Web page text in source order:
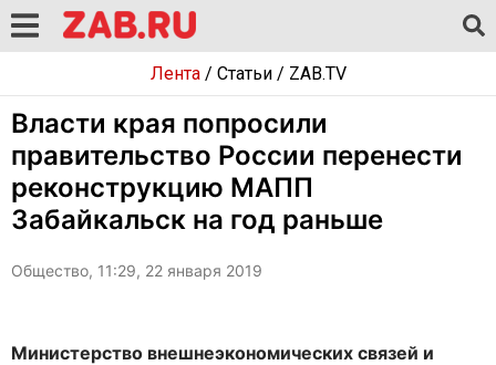
Лента/ Статьи/ ZAB.TV
Власти края попросили
правительство России перенести
реконструкцию МАПП
Забайкальск на год раньше
Общество, 11:29, 22 января 2019
Министерство внешнеэкономических связей и